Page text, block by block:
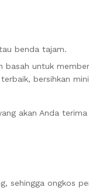
benda tajam.
basah untuk
bersihkan
akan Anda terima
sehingga ongkos